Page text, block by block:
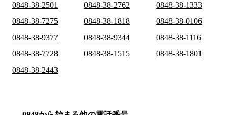
0848-38-2501
0848-38-2762
0848-38-1333
0848-38-7275
0848-38-1818
0848-38-0106
0848-38-9377
0848-38-9344
0848-38-1116
0848-38-7728
0848-38-1515
0848-38-1801
0848-38-2443